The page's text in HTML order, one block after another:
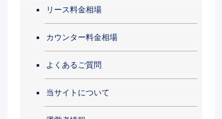
リース料金相場
カウンター料金相場
よくあるご質問
当サイトについて